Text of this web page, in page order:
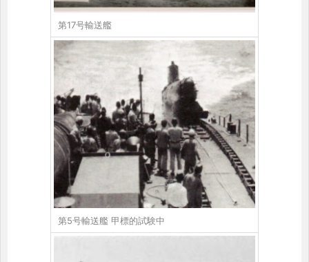
第17号輸送艦
第5号輸送艦 甲標的試験中